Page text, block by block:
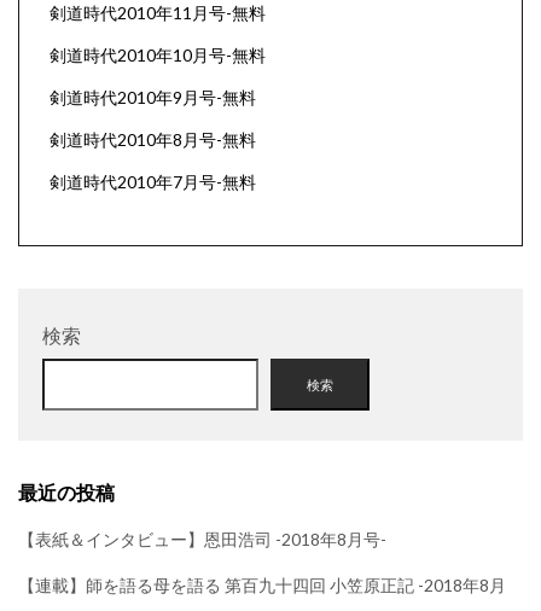
剣道時代2010年11月号-無料
剣道時代2010年10月号-無料
剣道時代2010年9月号-無料
剣道時代2010年8月号-無料
剣道時代2010年7月号-無料
検索
検索
最近の投稿
【表紙＆インタビュー】恩田浩司 -2018年8月号-
【連載】師を語る母を語る 第百九十四回 小笠原正記 -2018年8月